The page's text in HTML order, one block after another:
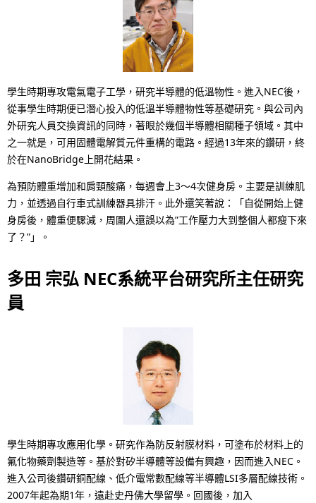
學生時期專攻電氣電子工學，研究半導體的低溫物性。進入NEC後，
從事學生時期便已潛心投入的低溫半導體物性等基礎研究。與公司內
外研究人員交換資訊的同時，著眼於幾個半導體相關種子領域。其中
之一就是，可用固體電解質元件重構的電路。經過13年來的鑽研，終
於在NanoBridge上開花結果。
為預防體重增加和肩頸酸痛，每週會上3〜4次健身房。主要是訓練肌
力，並透過自行車式訓練器具排汗。此外還笑著說：「自從開始上健
身房後，體重便驟減，周圍人還誤以為”工作壓力大到整個人都瘦下來
了？”」。
多田 宗弘 NEC系統平台研究所主任研究
員
學生時期專攻應用化學。研究作為防反射膜材料，可塗布於材料上的
氟化物藥劑製造等。基於對矽半導體等設備有興趣，因而進入NEC。
進入公司後鑽研銅配線、低介電常數配線等半導體LSI多層配線技術。
2007年起為期1年，遠赴史丹佛大學留學。回國後，加入